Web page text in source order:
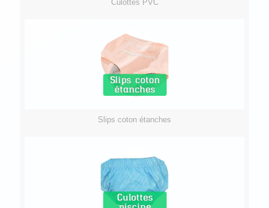
Culottes PVC
Slips coton étanches